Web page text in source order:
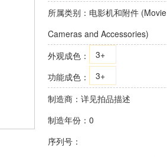
所属类别： 电影机和附件 (Movie
Cameras and Accessories)
外观成色：
3+
功能成色：
3+
制造商：详见拍品描述
制造年份：0
序列号：